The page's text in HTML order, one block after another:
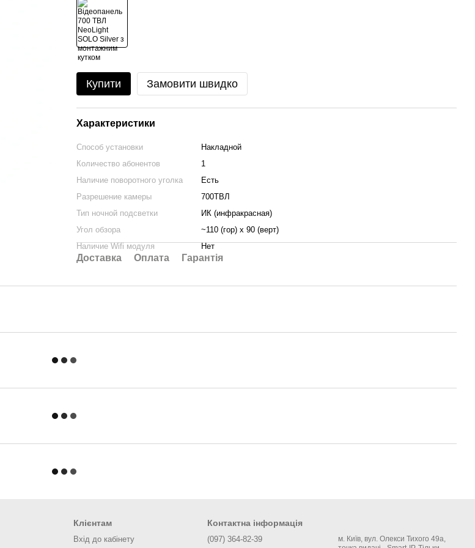
Купити Замовити швидко
Характеристики
Способ установки
Накладной
Количество абонентов
1
Наличие поворотного уголка
Есть
Разрешение камеры
700ТВЛ
Тип ночной подсветки
ИК (инфракрасная)
Угол обзора
~110 (гор) х 90 (верт)
Наличие Wifi модуля
Нет
Доставка Оплата Гарантія
Клієнтам
Вхід до кабінету
Контактна інформація
(097) 364-82-39
м. Київ, вул. Олекси Тихого 49а,